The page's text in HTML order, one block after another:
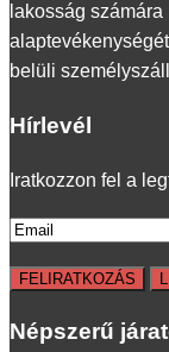
lakosság
belüli
Hírlevél
Iratkozzon fel a
Népszerű